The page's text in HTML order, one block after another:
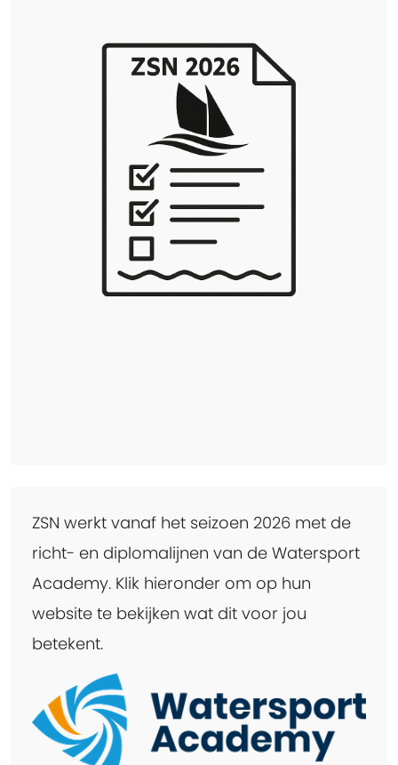
ZSN werkt vanaf het seizoen 2026 met de
richt- en diplomalijnen van de Watersport
Academy. Klik hieronder om op hun
website te bekijken wat dit voor jou
betekent.